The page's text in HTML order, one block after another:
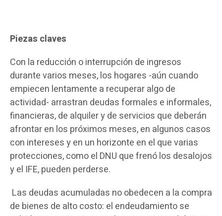
Piezas claves
Con la reducción o interrupción de ingresos
durante varios meses, los hogares -aún cuando
empiecen lentamente a recuperar algo de
actividad- arrastran deudas formales e informales,
financieras, de alquiler y de servicios que deberán
afrontar en los próximos meses, en algunos casos
con intereses y en un horizonte en el que varias
protecciones, como el DNU que frenó los desalojos
y el IFE, pueden perderse.
Las deudas acumuladas no obedecen a la compra
de bienes de alto costo: el endeudamiento se